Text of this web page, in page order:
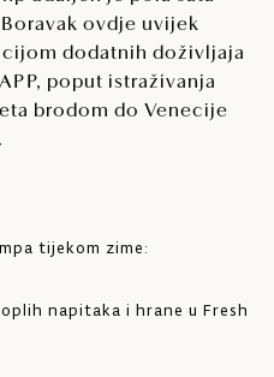
ovdje uvijek
dodatnih doživljaja
poput istraživanja
brodom do Venecije
tijekom zime:
napitaka i hrane u Fresh